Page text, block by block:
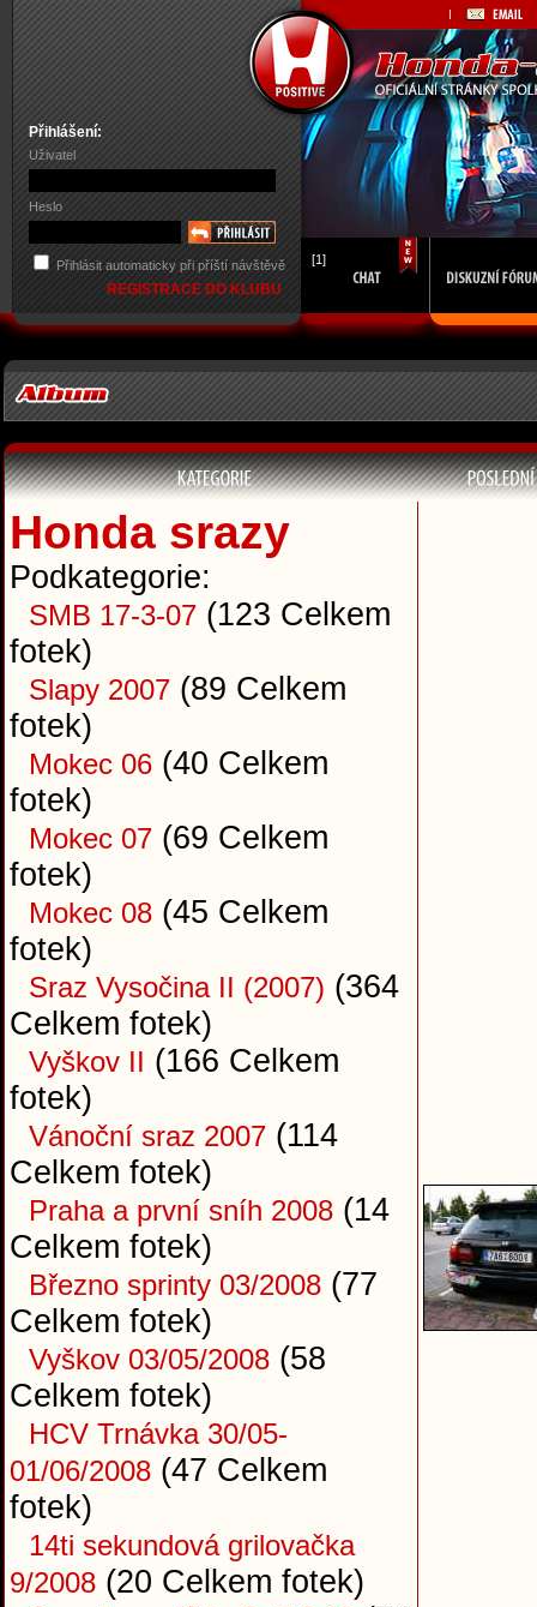
Přihlášení:
Uživatel
Heslo
Přihlásit automaticky při příští návštěvě
REGISTRACE DO KLUBU
[1]
Honda srazy
Podkategorie:
SMB 17-3-07 (123 Celkem
fotek)
Slapy 2007 (89 Celkem
fotek)
Mokec 06 (40 Celkem
fotek)
Mokec 07 (69 Celkem
fotek)
Mokec 08 (45 Celkem
fotek)
Sraz Vysočina II (2007) (364
Celkem fotek)
Vyškov II (166 Celkem
fotek)
Vánoční sraz 2007 (114
Celkem fotek)
Praha a první sníh 2008 (14
Celkem fotek)
Březno sprinty 03/2008 (77
Celkem fotek)
Vyškov 03/05/2008 (58
Celkem fotek)
HCV Trnávka 30/05-
01/06/2008 (47 Celkem
fotek)
14ti sekundová grilovačka
9/2008 (20 Celkem fotek)